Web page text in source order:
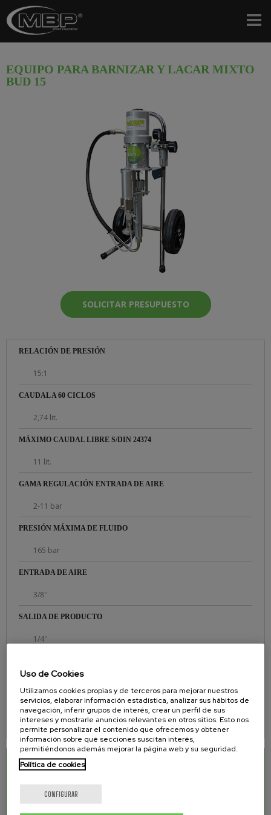
EQUIPO PARA BARNIZAR Y LACAR MIXTO
BUD 15
SOLICITAR PRESUPUESTO
RELACIÓN DE PRESIÓN
15:1
CAUDAL A 60 CICLOS
2,74 lit.
MÁXIMO CAUDAL LIBRE S/DIN 24374
11 lit.
GAMA REGULACIÓN ENTRADA DE AIRE
2-11 bar
PRESIÓN MÁXIMA DE FLUIDO
165 bar
ENTRADA DE AIRE
3/8''
SALIDA DE PRODUCTO
1/4''
ASIENTOS FABRICADOS EN CARBURO DE TUNGSTENO
Sí
DESCARGAS RELACIONADAS
Manual de equipo para barnizar y lacar mixto
BUD 15
Uso de Cookies
Utilizamos cookies propias y de terceros para mejorar nuestros
servicios, elaborar información estadística, analizar sus hábitos de
navegación, inferir grupos de interés, crear un perfil de sus
intereses y mostrarle anuncios relevantes en otros sitios. Esto nos
permite personalizar el contenido que ofrecemos y obtener
información sobre qué secciones suscitan interés,
permitiéndonos además mejorar la página web y su seguridad.
Política de cookies
CONFIGURAR